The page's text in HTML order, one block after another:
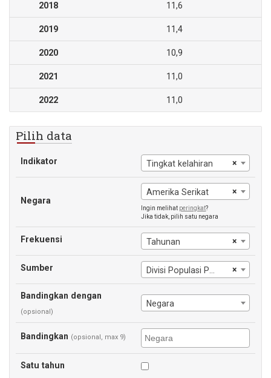
2018 11,6
2019 11,4
2020 10,9
2021 11,0
2022 11,0
Pilih data
Indikator ×
Tingkat kelahiran
Negara
×
Amerika Serikat
Ingin melihat peringkat?
Jika tidak, pilih satu negara
Frekuensi ×
Tahunan
Sumber ×
Divisi Populasi Perserikatan Bangsa-Bangsa
Bandingkan dengan
(opsional)
Negara
Bandingkan (opsional, max 9)
Satu tahun